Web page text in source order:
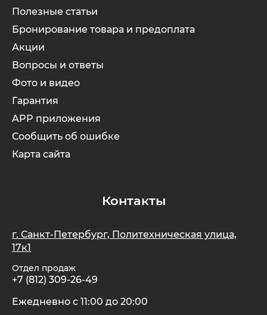
Полезные статьи
Бронирование товара и предоплата
Акции
Вопросы и ответы
Фото и видео
Гарантия
APP приложения
Сообщить об ошибке
Карта сайта
Контакты
г. Санкт-Петербург, Политехническая улица,
17к1
Отдел продаж
+7 (812) 309-26-49
Ежедневно с 11:00 до 20:00